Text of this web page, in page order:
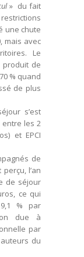
» du fait
une chute
mais avec
Le
produit de
% quand
de plus
s’est
entre les 2
et EPCI
de
l’an
de séjour
ce qui
% par
due à
par
du